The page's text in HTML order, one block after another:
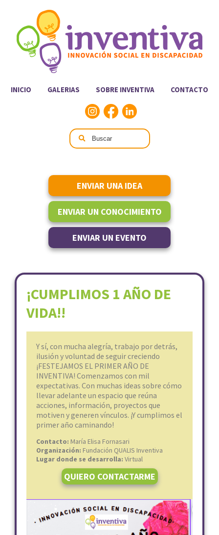
INICIO GALERIAS SOBRE INVENTIVA CONTACTO
ENVIAR UNA IDEA
ENVIAR UN CONOCIMIENTO
ENVIAR UN EVENTO
¡CUMPLIMOS 1 AÑO DE
VIDA!!
Y sí, con mucha alegría, trabajo por detrás,
ilusión y voluntad de seguir creciendo
¡FESTEJAMOS EL PRIMER AÑO DE
INVENTIVA! Comenzamos con mil
expectativas. Con muchas ideas sobre cómo
llevar adelante un espacio que reúna
acciones, información, proyectos que
motiven y generen vínculos. ¡Y cumplimos el
primer año caminando!
Contacto: María Elisa Fornasari
Organización: Fundación QUALIS Inventiva
Lugar donde se desarrolla: Virtual
QUIERO CONTACTARME